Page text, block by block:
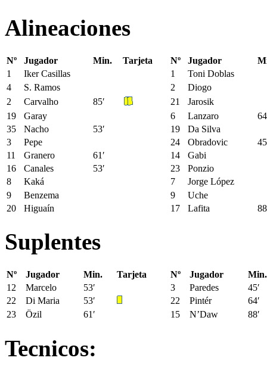
Alineaciones
Nº Jugador Min. Tarjeta Nº Jugador
1
Iker Casillas 1
Toni Doblas
4
S. Ramos 2
Diogo
2
Carvalho 85′ 21
Jarosik
19
Garay 6 Lanzaro
35
Nacho 53′ 19
Da Silva
3
Pepe 24 Obradovic
11
Granero 61′ 14
Gabi
16
Canales 53′ 23
Ponzio
8
Kaká 7
Jorge López
9
Benzema 9
Uche
20
Higuaín 17 Lafita
Suplentes
Nº Jugador Min. Tarjeta Nº Jugador
Min.
12
Marcelo 53′ 3 Paredes
45′
22
Di Maria 53′ 22 Pintér
64′
23
Özil 61′ 15 N’Daw 88′
Tecnicos: